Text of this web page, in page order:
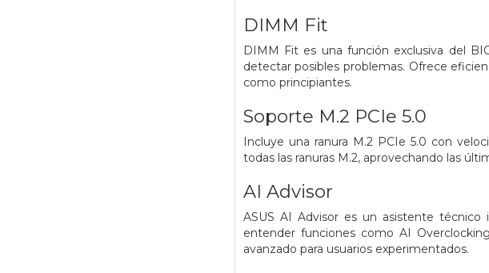
DIMM Fit
DIMM Fit es una función exclusiva del
detectar posibles problemas. Ofrece
como principiantes.
Soporte M.2 PCIe 5.0
Incluye una ranura M.2 PCIe 5.0 con
todas las ranuras M.2, aprovechando las
AI Advisor
ASUS AI Advisor es un asistente técnico
entender funciones como AI
avanzado para usuarios experimentados.